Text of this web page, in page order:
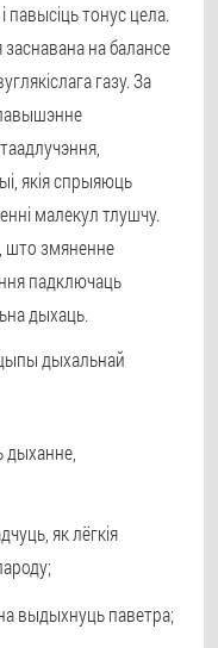
павысіць тонус цела.
на балансе
газу. За
якія спрыяюць
малекул тлушчу.
што змяненне
падключаць
дыхаць.
дыхальнай
дыханне,
як лёгкія
выдыхнуць паветра;